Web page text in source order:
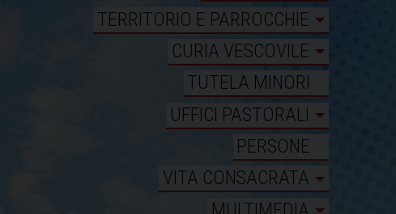
TERRITORIO E PARROCCHIE
CURIA VESCOVILE
TUTELA MINORI
UFFICI PASTORALI
PERSONE
VITA CONSACRATA